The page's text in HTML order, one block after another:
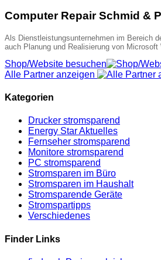
Computer Repair Schmid &
Als Dienstleistungsunternehmen im Bereich
auch Planung und Realisierung von Microsoft
Shop/Website besuchen
Alle Partner anzeigen
Kategorien
Drucker stromsparend
Energy Star Aktuelles
Fernseher stromsparend
Monitore stromsparend
PC stromsparend
Stromsparen im Büro
Stromsparen im Haushalt
Stromsparende Geräte
Stromspartipps
Verschiedenes
Finder Links